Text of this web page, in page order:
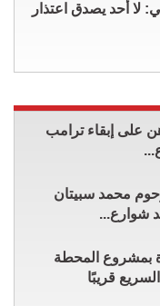
لا أحد يصدق اعتذار
على إبقاء ترامب
محمد سبيتان
شوارع...
بمشروع المحطة
قريبًا